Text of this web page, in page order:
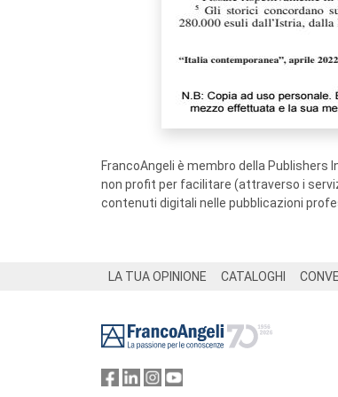
FrancoAngeli è membro della Publishers
non profit per facilitare (attraverso i
contenuti digitali nelle pubblicazioni
LA TUA OPINIONE CATALOGHI